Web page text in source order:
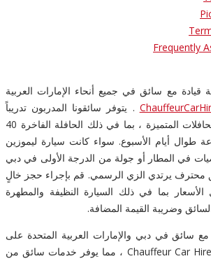
Frequently
مع سائق في جميع أنحاء الإمارات العربية
. يتوفر سائقونا المدربون تدريباً
مهنياً مع مجموعة من الحافلات المتميزة ، بما في ذلك الحافلة الفاخرة 40
طوال أيام الأسبوع. سواء كانت سيارة ليموزين
في المطار أو جولة من الدرجة الأولى في دبي
يرتدي الزي الرسمي. قم بإجراء حجز خالٍ
بما في ذلك السيارة النظيفة والمطهرة
وضريبة القيمة المضافة.
40 مقعدًا مع سائق في دبي والإمارات العربية المتحدة على
نطاق واسع من Chauffeur Car Hire Dubai ، مما يوفر خدمات سائق من